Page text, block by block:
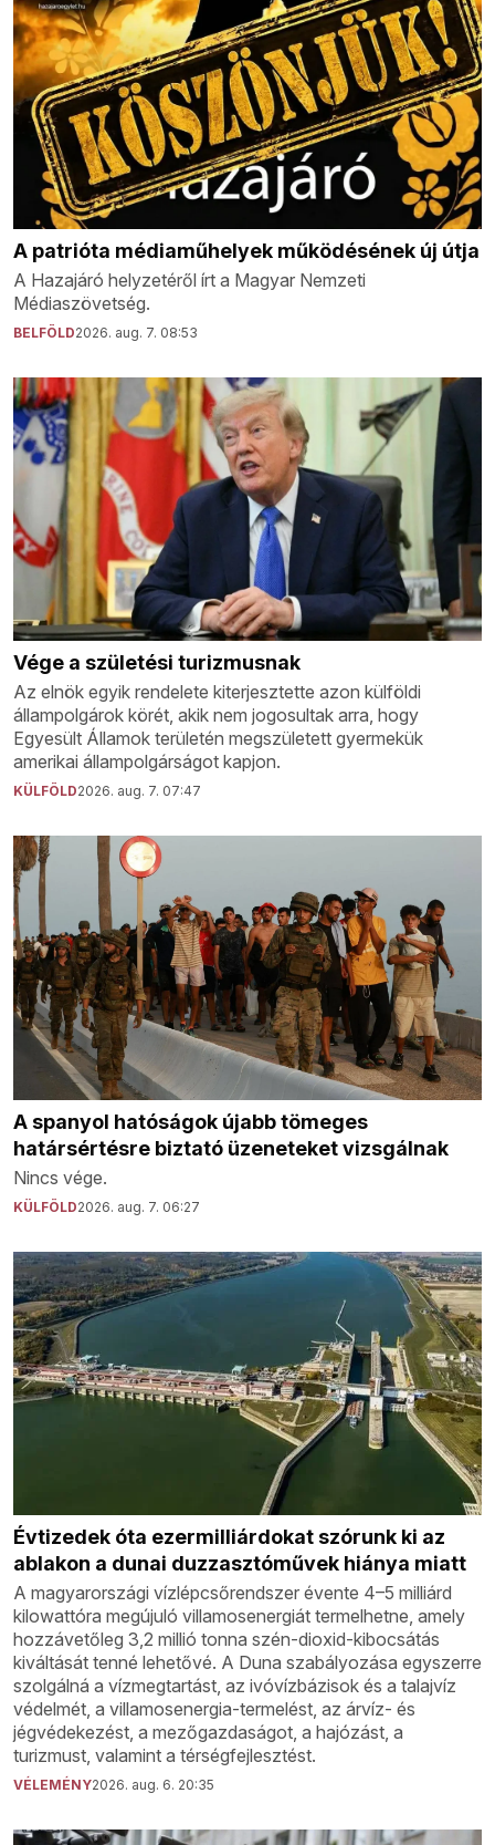
A patrióta médiaműhelyek működésének új útja
A Hazajáró helyzetéről írt a Magyar Nemzeti
Médiaszövetség.
BELFÖLD2026. aug. 7. 08:53
Vége a születési turizmusnak
Az elnök egyik rendelete kiterjesztette azon külföldi
állampolgárok körét, akik nem jogosultak arra, hogy
Egyesült Államok területén megszületett gyermekük
amerikai állampolgárságot kapjon.
KÜLFÖLD2026. aug. 7. 07:47
A spanyol hatóságok újabb tömeges
határsértésre biztató üzeneteket vizsgálnak
Nincs vége.
KÜLFÖLD2026. aug. 7. 06:27
Évtizedek óta ezermilliárdokat szórunk ki az
ablakon a dunai duzzasztóművek hiánya miatt
A magyarországi vízlépcsőrendszer évente 4–5 milliárd
kilowattóra megújuló villamosenergiát termelhetne, amely
hozzávetőleg 3,2 millió tonna szén-dioxid-kibocsátás
kiváltását tenné lehetővé. A Duna szabályozása egyszerre
szolgálná a vízmegtartást, az ivóvízbázisok és a talajvíz
védelmét, a villamosenergia-termelést, az árvíz- és
jégvédekezést, a mezőgazdaságot, a hajózást, a
turizmust, valamint a térségfejlesztést.
VÉLEMÉNY2026. aug. 6. 20:35